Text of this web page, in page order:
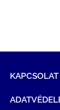
KAPCSOLAT